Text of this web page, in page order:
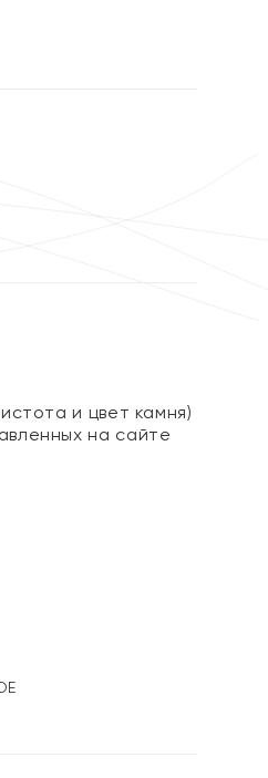
и цвет камня)
на сайте